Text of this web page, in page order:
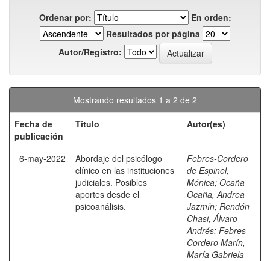
Ordenar por:
En orden:
Resultados por página
Autor/Registro:
Mostrando resultados 1 a 2 de 2
Fecha de
publicación
Título Autor(es)
6-may-2022
Abordaje del psicólogo
clínico en las instituciones
judiciales. Posibles
aportes desde el
psicoanálisis.
Febres-Cordero
de Espinel,
Mónica; Ocaña
Ocaña, Andrea
Jazmín; Rendón
Chasi, Álvaro
Andrés; Febres-
Cordero Marín,
María Gabriela